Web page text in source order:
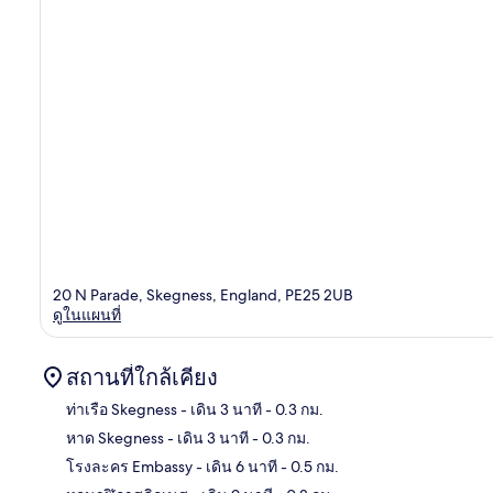
20 N Parade, Skegness, England, PE25 2UB
ดูในแผนที่
สถานที่ใกล้เคียง
ท่าเรือ Skegness- เดิน 3 นาที- 0.3 กม.
หาด Skegness- เดิน 3 นาที- 0.3 กม.
โรงละคร Embassy- เดิน 6 นาที- 0.5 กม.